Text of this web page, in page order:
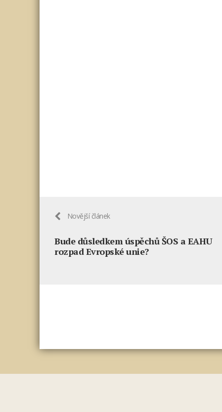
Novější článek
Bude důsledkem úspěchů ŠOS a EAHU
rozpad Evropské unie?